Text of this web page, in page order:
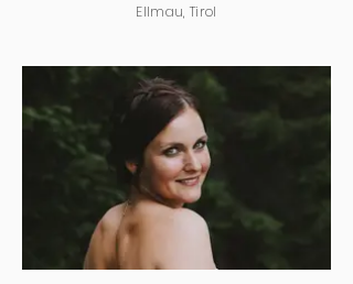
Ellmau, Tirol